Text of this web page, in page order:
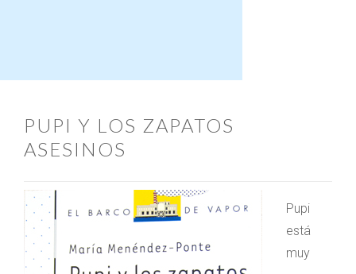
PUPI Y LOS ZAPATOS
ASESINOS
Pupi
está
muy